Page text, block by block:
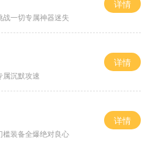
战一切专属神器迷失
详情
属沉默攻速
详情
槛装备全爆绝对良心
详情